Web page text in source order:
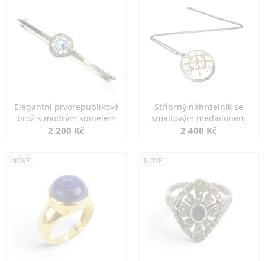
Elegantní prvorepubliková
brož s modrým spinelem
2 200 Kč
Stříbrný náhrdelník se
smaltovým medailonem
2 400 Kč
NOVÉ NOVÉ